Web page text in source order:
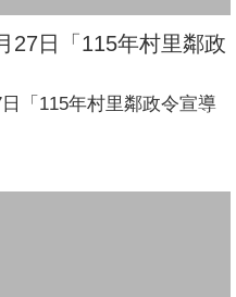
27日「115年村里鄰政
「115年村里鄰政令宣導